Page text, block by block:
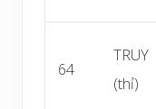
64
TRUY
(thỉ)